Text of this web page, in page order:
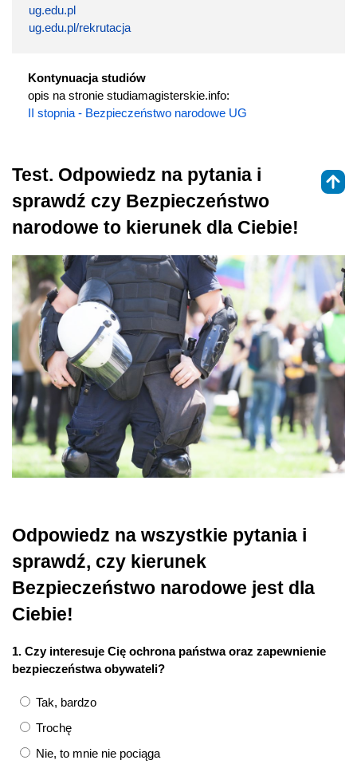
ug.edu.pl
ug.edu.pl/rekrutacja
Kontynuacja studiów
opis na stronie studiamagisterskie.info:
II stopnia - Bezpieczeństwo narodowe UG
Test. Odpowiedz na pytania i
sprawdź czy Bezpieczeństwo
narodowe to kierunek dla Ciebie!
Odpowiedz na wszystkie pytania i
sprawdź, czy kierunek
Bezpieczeństwo narodowe jest dla
Ciebie!
1. Czy interesuje Cię ochrona państwa oraz zapewnienie
bezpieczeństwa obywateli?
Tak, bardzo
Trochę
Nie, to mnie nie pociąga